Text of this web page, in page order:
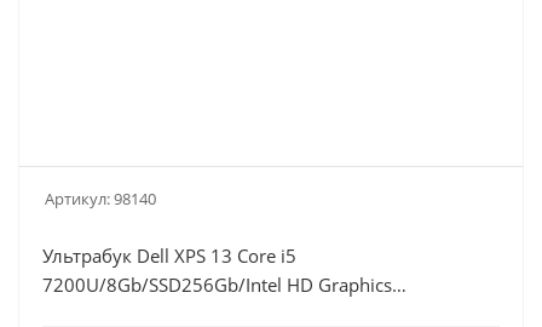
Артикул:98140
Ультрабук Dell XPS 13 Core i5
7200U/8Gb/SSD256Gb/Intel HD Graphics